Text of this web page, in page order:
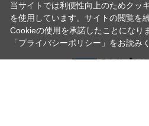
当サイトでは利便性向上のためクッ
を使用しています。サイトの閲覧を
Cookieの使用を承諾したことになり
「プライバシーポリシー」 をお読み